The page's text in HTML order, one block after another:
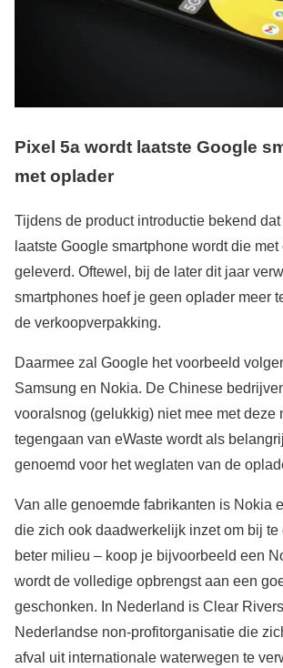
Pixel 5a wordt laatste Google
met oplader
Tijdens de product introductie bekend
laatste Google smartphone wordt die
geleverd. Oftewel, bij de later dit jaar
smartphones hoef je geen oplader meer
de verkoopverpakking.
Daarmee zal Google het voorbeeld
Samsung en Nokia. De Chinese
vooralsnog (gelukkig) niet mee met deze
tegengaan van eWaste wordt als
genoemd voor het weglaten van de
Van alle genoemde fabrikanten is Nokia
die zich ook daadwerkelijk inzet om bij te
beter milieu – koop je bijvoorbeeld een
wordt de volledige opbrengst aan een
geschonken. In Nederland is Clear
Nederlandse non-profitorganisatie die
afval uit internationale waterwegen te